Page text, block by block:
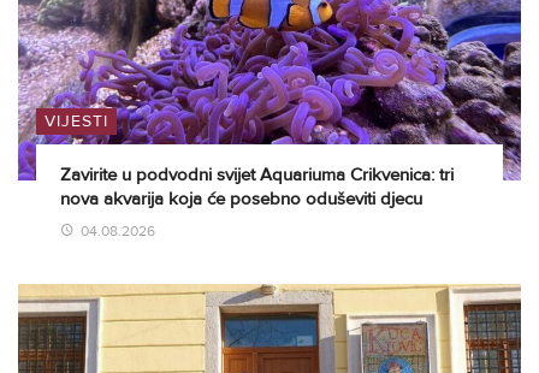
VIJESTI
Zavirite u podvodni svijet Aquariuma Crikvenica: tri
nova akvarija koja će posebno oduševiti djecu
04.08.2026